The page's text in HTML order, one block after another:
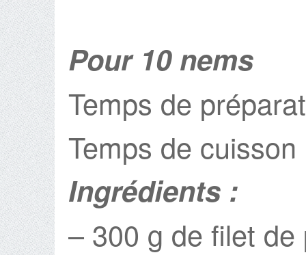
Pour 10 nems
Temps de
Temps de
Ingrédients :
– 300 g de filet de